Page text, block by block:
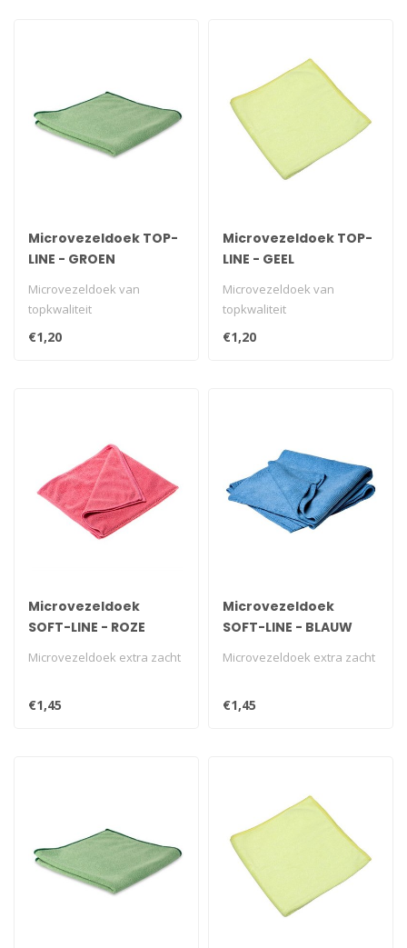
Microvezeldoek TOP-
LINE - GROEN
Microvezeldoek van
topkwaliteit
€1,20
Microvezeldoek TOP-
LINE - GEEL
Microvezeldoek van
topkwaliteit
€1,20
Microvezeldoek
SOFT-LINE - ROZE
Microvezeldoek extra zacht
€1,45
Microvezeldoek
SOFT-LINE - BLAUW
Microvezeldoek extra zacht
€1,45